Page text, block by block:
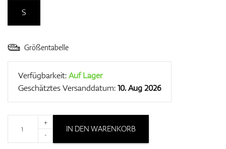
S
Größentabelle
Verfügbarkeit:Auf Lager
Geschätztes Versanddatum:10. Aug 2026
+
-
IN DEN WARENKORB